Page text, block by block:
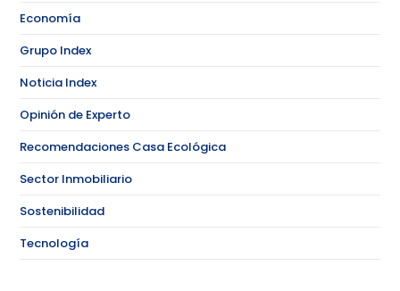
Economía
Grupo Index
Noticia Index
Opinión de Experto
Recomendaciones Casa Ecológica
Sector Inmobiliario
Sostenibilidad
Tecnología